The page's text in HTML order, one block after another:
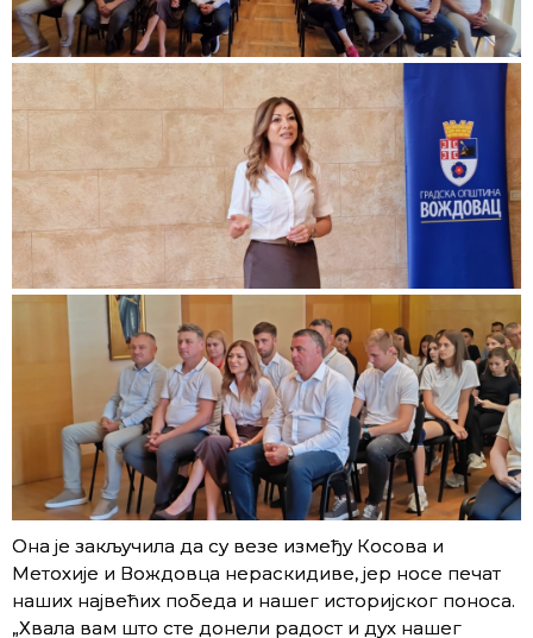
Она је закључила да су везе између Косова и
Метохије и Вождовца нераскидиве, јер носе печат
наших највећих победа и нашег историјског поноса.
„Хвала вам што сте донели радост и дух нашег